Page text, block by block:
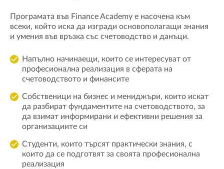
Програмата във Finance Academy е насочена към
всеки, който иска да изгради основополагащи знания
и умения във връзка със счетоводство и данъци.
Напълно начинаещи, които се интересуват от
професионална реализация в сферата на
счетоводството и финансите
Собственици на бизнес и мениджъри, които искат
да разбират фундаментите на счетоводството, за
да взимат информирани и ефективни решения за
организациите си
Студенти, които търсят практически знания, с
които да се подготвят за своята професионална
реализация